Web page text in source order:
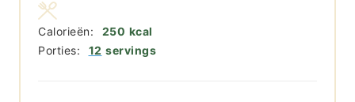
Porties: 12 servings
Calorieën: 250 kcal